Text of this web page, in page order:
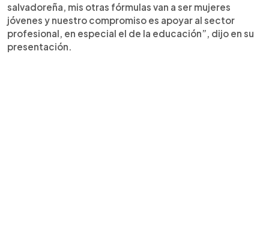
salvadoreña, mis otras fórmulas van a ser mujeres
jóvenes y nuestro compromiso es apoyar al sector
profesional, en especial el de la educación”, dijo en su
presentación.